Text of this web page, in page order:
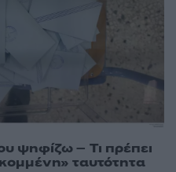
ψηφίζω – Tι πρέπει
ταυτότητα